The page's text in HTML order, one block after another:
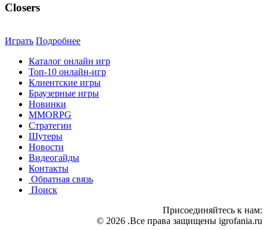
Closers
Играть Подробнее
Каталог онлайн игр
Топ-10 онлайн-игр
Клиентские игры
Браузерные игры
Новинки
MMORPG
Стратегии
Шутеры
Новости
Видеогайды
Контакты
Обратная связь
Поиск
Присоединяйтесь к нам:
© 2026 .Все права защищены igrofania.ru